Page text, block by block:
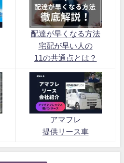
配達が早くなる方法
宅配が早い人の
11の共通点とは？
アマフレ
提供リース車